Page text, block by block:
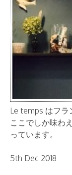
Le temps はフラ
ここでしか味わ
っています。
5th Dec 2018